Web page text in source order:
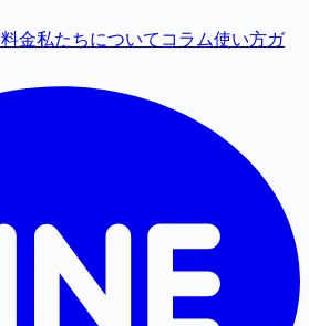
料金私たちについて コラム使い方ガ